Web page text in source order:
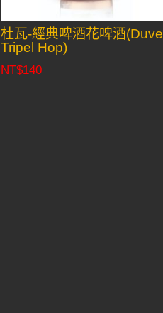
杜瓦-經典啤酒花啤酒(Duvel
Tripel Hop)
NT$140